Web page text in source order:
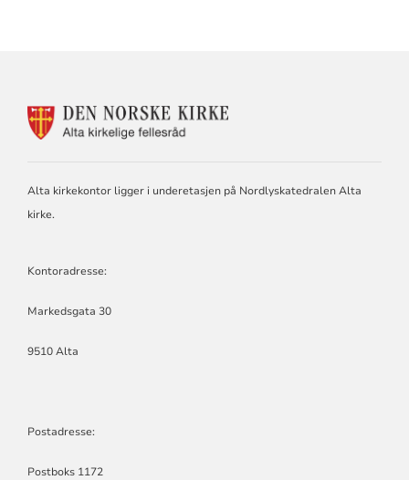
KONTAKTINFORMASJON
FELLESRÅD
Alta kirkekontor ligger i underetasjen på Nordlyskatedralen Alta
kirke.
Kontoradresse:
Markedsgata 30
9510 Alta
Postadresse:
Postboks 1172